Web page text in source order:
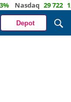
Nasdaq 29 722
Depot